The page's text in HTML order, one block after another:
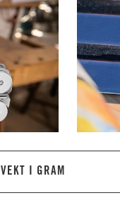
VEKT I GRAM